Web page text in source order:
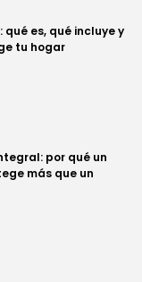
qué es, qué incluye y
tu hogar
por qué un
más que un